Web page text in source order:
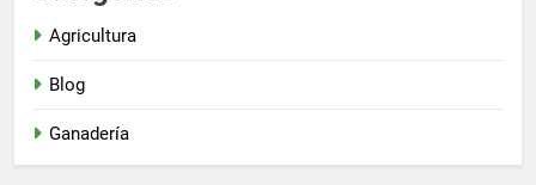
Agricultura
Blog
Ganadería